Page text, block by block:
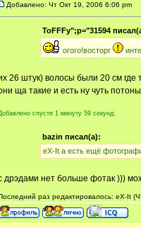
Добавлено: Чт Окт 19, 2006 6:06 pm
ToFFFy";p="31594
огого!восторг
26 штук) волосы были 20 см где
ща такие и есть ну чуть
спустя 1 минуту 59 секунд:
bazin писал(а):
eX-It а есть ещё
дрэдами нет больше фотак )))
раз редактировалось: eX-It